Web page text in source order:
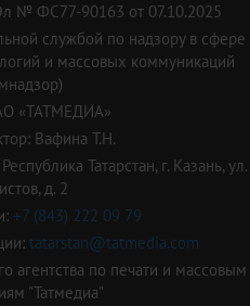
№ ФС77-90163 от 07.10.2025
службой по надзору в сфере
и массовых коммуникаций
«ТАТМЕДИА»
Вафина Т.Н.
Татарстан, г. Казань, ул.
д. 2
+7 (843) 222 09 79
tatarstan@tatmedia.com
агентства по печати и массовым
"Татмедиа"